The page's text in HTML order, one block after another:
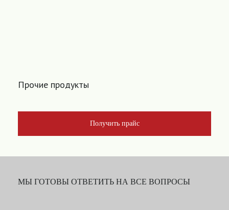
Прочие продукты
Получить прайс
МЫ ГОТОВЫ ОТВЕТИТЬ НА ВСЕ ВОПРОСЫ